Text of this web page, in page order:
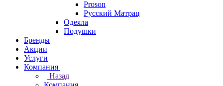
Proson
Русский Матрац
Одеяла
Подушки
Бренды
Акции
Услуги
Компания
Назад